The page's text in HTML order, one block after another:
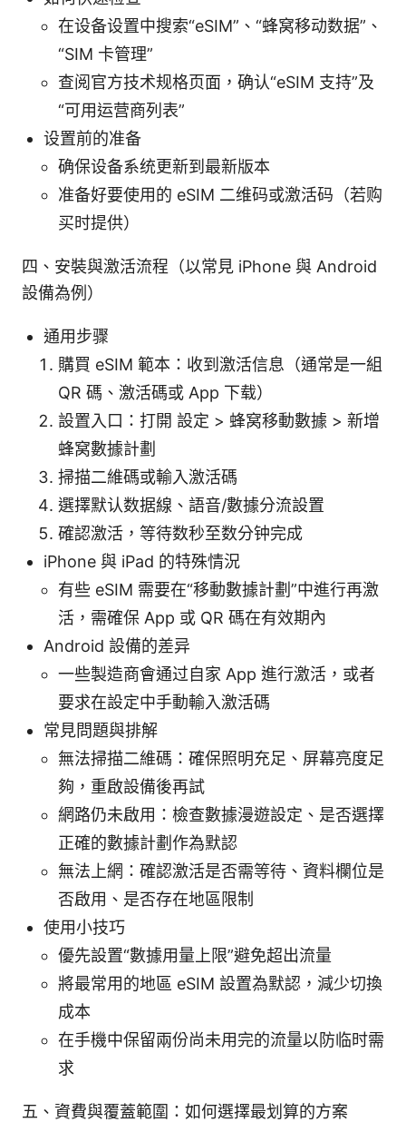
在设备设置中搜索“eSIM”、“蜂窝移动数据”、
“SIM 卡管理”
查阅官方技术规格页面，确认“eSIM 支持”及
“可用运营商列表”
设置前的准备
确保设备系统更新到最新版本
准备好要使用的 eSIM 二维码或激活码（若购
买时提供）
四、安裝與激活流程（以常見 iPhone 與 Android
設備為例）
通用步骤
購買 eSIM 範本：收到激活信息（通常是一組
QR 碼、激活碼或 App 下载）
設置入口：打開 設定 > 蜂窝移動數據 > 新增
蜂窝數據計劃
掃描二維碼或輸入激活碼
選擇默认数据線、語音/數據分流設置
確認激活，等待数秒至数分钟完成
iPhone 與 iPad 的特殊情況
有些 eSIM 需要在“移動數據計劃”中進行再激
活，需確保 App 或 QR 碼在有效期內
Android 設備的差异
一些製造商會通过自家 App 進行激活，或者
要求在設定中手動輸入激活碼
常見問題與排解
無法掃描二維碼：確保照明充足、屏幕亮度足
夠，重啟設備後再試
網路仍未啟用：檢查數據漫遊設定、是否選擇
正確的數據計劃作為默認
無法上網：確認激活是否需等待、資料欄位是
否啟用、是否存在地區限制
使用小技巧
優先設置“數據用量上限”避免超出流量
將最常用的地區 eSIM 設置為默認，減少切換
成本
在手機中保留兩份尚未用完的流量以防临时需
求
五、資費與覆蓋範圍：如何選擇最划算的方案